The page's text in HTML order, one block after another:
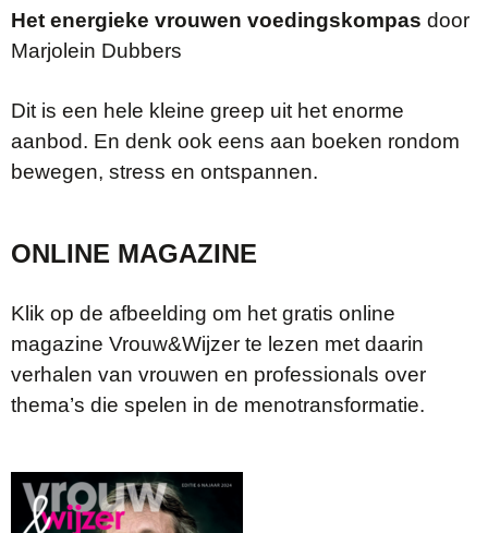
Het energieke vrouwen voedingskompas door
Marjolein Dubbers
Dit is een hele kleine greep uit het enorme
aanbod. En denk ook eens aan boeken rondom
bewegen, stress en ontspannen.
ONLINE MAGAZINE
Klik op de afbeelding om het gratis online
magazine Vrouw&Wijzer te lezen met daarin
verhalen van vrouwen en professionals over
thema’s die spelen in de menotransformatie.